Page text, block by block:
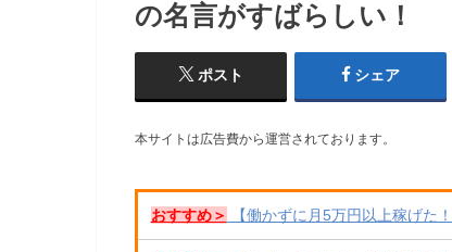
の名言がすばらしい！
ポスト シェア
本サイトは広告費から運営されております。
おすすめ＞ 【働かずに月5万円以上稼げた